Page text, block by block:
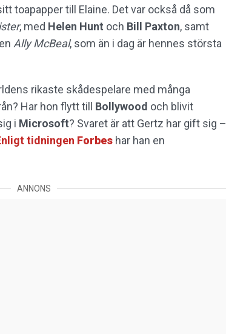
toapapper till Elaine. Det var också då som
, med Helen Hunt och Bill Paxton, samt
Ally McBeal, som än i dag är hennes största
rikaste skådespelare med många
Har hon flytt till Bollywood och blivit
i Microsoft? Svaret är att Gertz har gift sig –
tidningen Forbes har han en
ANNONS